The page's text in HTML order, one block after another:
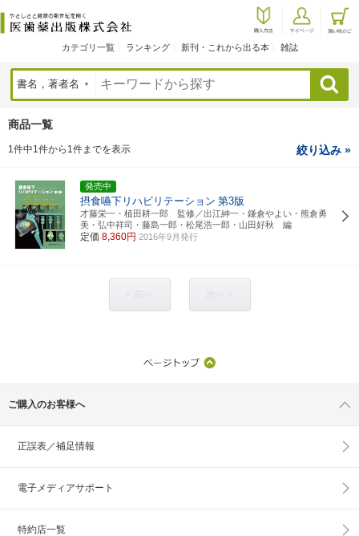
カテゴリ一覧 ランキング 新刊・これから出る本 雑誌
検索
商品一覧
1件中1件から1件までを表示 絞り込み »
発売中
摂食嚥下リハビリテーション 第3版
才藤栄一・植田耕一郎 監修／出江紳一・鎌倉やよい・熊倉勇
美・弘中祥司・藤島一郎・松尾浩一郎・山田好秋 編
定価 8,360円 2016年9月発行
ご購入のお客様へ
正誤表／補足情報
電子メディアサポート
特約店一覧